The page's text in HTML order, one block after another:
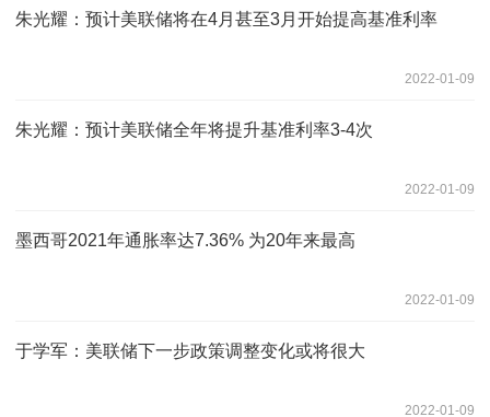
朱光耀：预计美联储将在4月甚至3月开始提高基准利率
2022-01-09
朱光耀：预计美联储全年将提升基准利率3-4次
2022-01-09
墨西哥2021年通胀率达7.36% 为20年来最高
2022-01-09
于学军：美联储下一步政策调整变化或将很大
2022-01-09